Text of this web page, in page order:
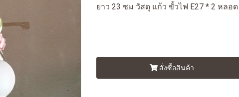
ยาว 23 ซม วัสดุ แก้ว ขั้วไฟ E27 * 2 หลอด
สั่งซื้อสินค้า